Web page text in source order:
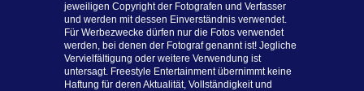
jeweiligen Copyright der Fotografen und Verfasser
und werden mit dessen Einverständnis verwendet.
Für Werbezwecke dürfen nur die Fotos verwendet
werden, bei denen der Fotograf genannt ist! Jegliche
Vervielfältigung oder weitere Verwendung ist
untersagt. Freestyle Entertainment übernimmt keine
Haftung für deren Aktualität, Vollständigkeit und